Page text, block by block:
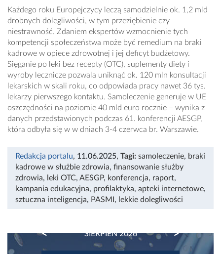
Każdego roku Europejczycy leczą samodzielnie ok. 1,2 mld
drobnych dolegliwości, w tym przeziębienie czy
niestrawność. Zdaniem ekspertów wzmocnienie tych
kompetencji społeczeństwa może być remedium na braki
kadrowe w opiece zdrowotnej i jej deficyt budżetowy.
Sięganie po leki bez recepty (OTC), suplementy diety i
wyroby lecznicze pozwala uniknąć ok. 120 mln konsultacji
lekarskich w skali roku, co odpowiada pracy nawet 36 tys.
lekarzy pierwszego kontaktu. Samoleczenie generuje w UE
oszczędności na poziomie 40 mld euro rocznie – wynika z
danych przedstawionych podczas 61. konferencji AESGP,
która odbyła się w w dniach 3-4 czerwca br. Warszawie.
Redakcja portalu, 11.06.2025, Tagi: samoleczenie, braki
kadrowe w służbie zdrowia, finansowanie służby
zdrowia, leki OTC, AESGP, konferencja, raport,
kampania edukacyjna, profilaktyka, apteki internetowe,
sztuczna inteligencja, PASMI, lekkie dolegliwości
SIERPIEŃ 2026
PREVIOUS NEXT